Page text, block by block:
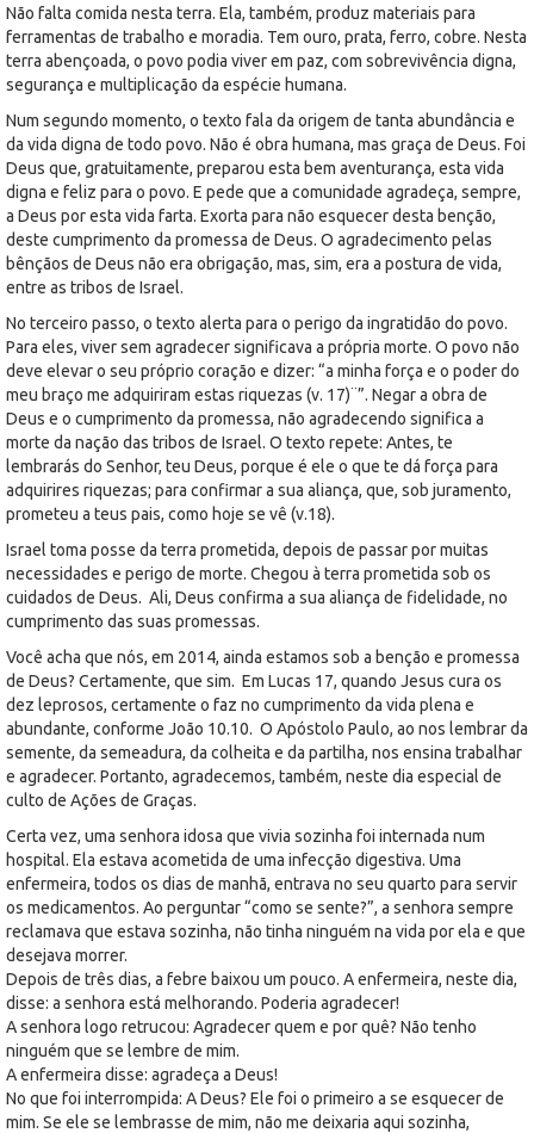
Não falta comida nesta terra. Ela, também, produz materiais para
ferramentas de trabalho e moradia. Tem ouro, prata, ferro, cobre. Nesta
terra abençoada, o povo podia viver em paz, com sobrevivência digna,
segurança e multiplicação da espécie humana.
Num segundo momento, o texto fala da origem de tanta abundância e
da vida digna de todo povo. Não é obra humana, mas graça de Deus. Foi
Deus que, gratuitamente, preparou esta bem aventurança, esta vida
digna e feliz para o povo. E pede que a comunidade agradeça, sempre,
a Deus por esta vida farta. Exorta para não esquecer desta benção,
deste cumprimento da promessa de Deus. O agradecimento pelas
bênçãos de Deus não era obrigação, mas, sim, era a postura de vida,
entre as tribos de Israel.
No terceiro passo, o texto alerta para o perigo da ingratidão do povo.
Para eles, viver sem agradecer significava a própria morte. O povo não
deve elevar o seu próprio coração e dizer: “a minha força e o poder do
meu braço me adquiriram estas riquezas (v. 17)¨”. Negar a obra de
Deus e o cumprimento da promessa, não agradecendo significa a
morte da nação das tribos de Israel. O texto repete: Antes, te
lembrarás do Senhor, teu Deus, porque é ele o que te dá força para
adquirires riquezas; para confirmar a sua aliança, que, sob juramento,
prometeu a teus pais, como hoje se vê (v.18).
Israel toma posse da terra prometida, depois de passar por muitas
necessidades e perigo de morte. Chegou à terra prometida sob os
cuidados de Deus. Ali, Deus confirma a sua aliança de fidelidade, no
cumprimento das suas promessas.
Você acha que nós, em 2014, ainda estamos sob a benção e promessa
de Deus? Certamente, que sim. Em Lucas 17, quando Jesus cura os
dez leprosos, certamente o faz no cumprimento da vida plena e
abundante, conforme João 10.10. O Apóstolo Paulo, ao nos lembrar da
semente, da semeadura, da colheita e da partilha, nos ensina trabalhar
e agradecer. Portanto, agradecemos, também, neste dia especial de
culto de Ações de Graças.
Certa vez, uma senhora idosa que vivia sozinha foi internada num
hospital. Ela estava acometida de uma infecção digestiva. Uma
enfermeira, todos os dias de manhã, entrava no seu quarto para servir
os medicamentos. Ao perguntar “como se sente?”, a senhora sempre
reclamava que estava sozinha, não tinha ninguém na vida por ela e que
desejava morrer.
Depois de três dias, a febre baixou um pouco. A enfermeira, neste dia,
disse: a senhora está melhorando. Poderia agradecer!
A senhora logo retrucou: Agradecer quem e por quê? Não tenho
ninguém que se lembre de mim.
A enfermeira disse: agradeça a Deus!
No que foi interrompida: A Deus? Ele foi o primeiro a se esquecer de
mim. Se ele se lembrasse de mim, não me deixaria aqui sozinha,